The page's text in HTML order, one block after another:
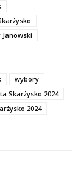
Janowski
wybory
Skarżysko 2024
2024